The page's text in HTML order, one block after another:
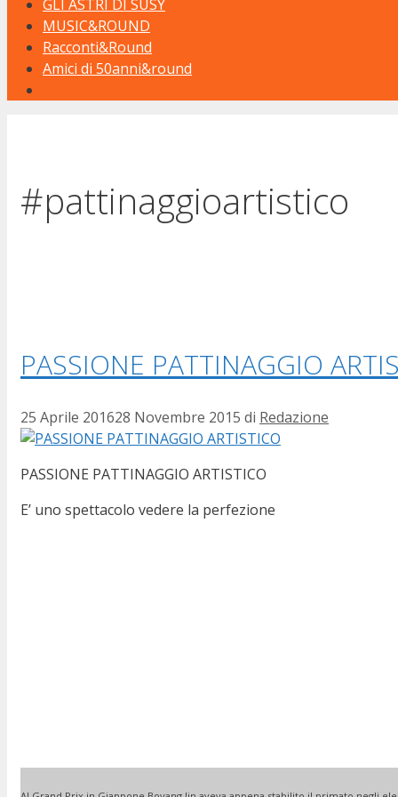
GLI ASTRI DI SUSY
MUSIC&ROUND
Racconti&Round
Amici di 50anni&round
#pattinaggioartistico
PASSIONE PATTINAGGIO
25 Aprile 201628 Novembre 2015 di Redazione
PASSIONE PATTINAGGIO ARTISTICO
E’ uno spettacolo vedere la perfezione